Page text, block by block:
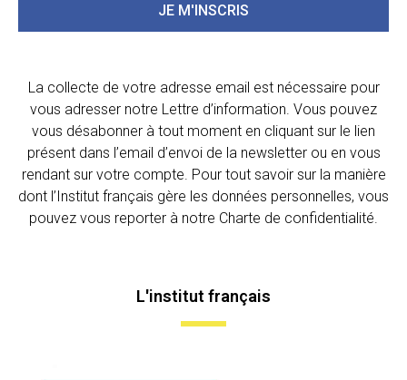
JE M'INSCRIS
La collecte de votre adresse email est nécessaire pour
vous adresser notre Lettre d’information. Vous pouvez
vous désabonner à tout moment en cliquant sur le lien
présent dans l’email d’envoi de la newsletter ou en vous
rendant sur votre compte. Pour tout savoir sur la manière
dont l’Institut français gère les données personnelles, vous
pouvez vous reporter à notre Charte de confidentialité.
L'institut français